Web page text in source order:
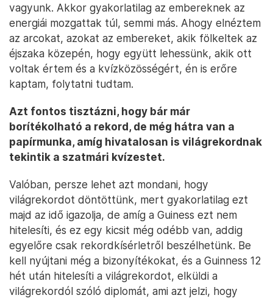
vagyunk. Akkor gyakorlatilag az embereknek az
energiái mozgattak túl, semmi más. Ahogy elnéztem
az arcokat, azokat az embereket, akik fölkeltek az
éjszaka közepén, hogy együtt lehessünk, akik ott
voltak értem és a kvízközösségért, én is erőre
kaptam, folytatni tudtam.
Azt fontos tisztázni, hogy bár már
borítékolható a rekord, de még hátra van a
papírmunka, amíg hivatalosan is világrekordnak
tekintik a szatmári kvízestet.
Valóban, persze lehet azt mondani, hogy
világrekordot döntöttünk, mert gyakorlatilag ezt
majd az idő igazolja, de amíg a Guiness ezt nem
hitelesíti, és ez egy kicsit még odébb van, addig
egyelőre csak rekordkísérletről beszélhetünk. Be
kell nyújtani még a bizonyítékokat, és a Guinness 12
hét után hitelesíti a világrekordot, elküldi a
világrekordól szóló diplomát, ami azt jelzi, hogy